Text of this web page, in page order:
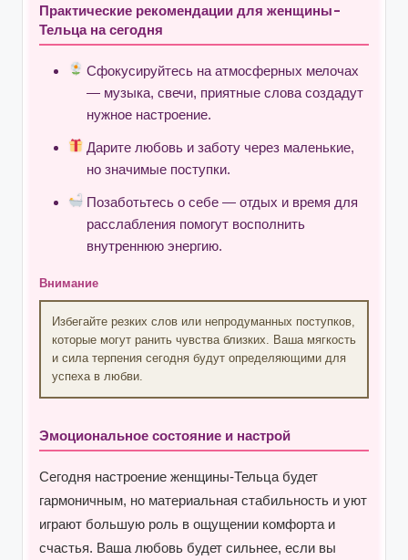
Практические рекомендации для женщины-
Тельца на сегодня
Сфокусируйтесь на атмосферных мелочах
— музыка, свечи, приятные слова создадут
нужное настроение.
Дарите любовь и заботу через маленькие,
но значимые поступки.
Позаботьтесь о себе — отдых и время для
расслабления помогут восполнить
внутреннюю энергию.
Внимание
Избегайте резких слов или непродуманных поступков,
которые могут ранить чувства близких. Ваша мягкость
и сила терпения сегодня будут определяющими для
успеха в любви.
Эмоциональное состояние и настрой
Сегодня настроение женщины-Тельца будет
гармоничным, но материальная стабильность и уют
играют большую роль в ощущении комфорта и
счастья. Ваша любовь будет сильнее, если вы